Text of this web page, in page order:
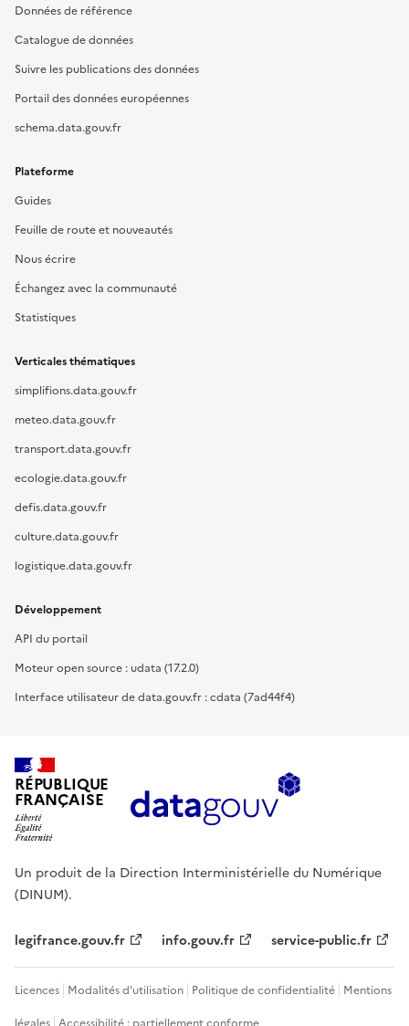
Données de référence
Catalogue de données
Suivre les publications des données
Portail des données européennes
schema.data.gouv.fr
Plateforme
Guides
Feuille de route et nouveautés
Nous écrire
Échangez avec la communauté
Statistiques
Verticales thématiques
simplifions.data.gouv.fr
meteo.data.gouv.fr
transport.data.gouv.fr
ecologie.data.gouv.fr
defis.data.gouv.fr
culture.data.gouv.fr
logistique.data.gouv.fr
Développement
API du portail
Moteur open source : udata (17.2.0)
Interface utilisateur de data.gouv.fr : cdata (7ad44f4)
RÉPUBLIQUE
FRANÇAISE
Un produit de la Direction Interministérielle du Numérique
(DINUM).
legifrance.gouv.fr info.gouv.fr service-public.fr
Licences Modalités d'utilisation Politique de confidentialité Mentions